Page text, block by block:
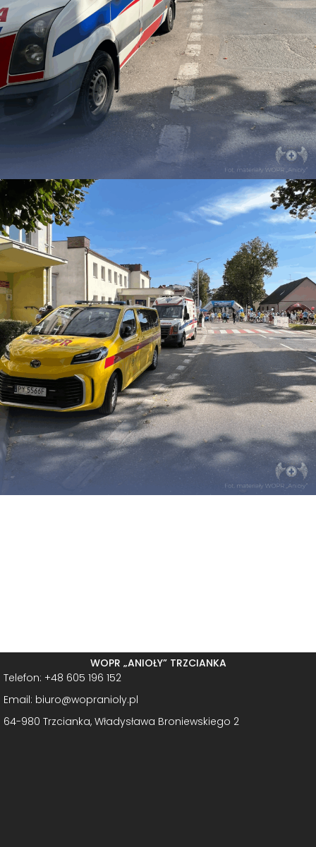
WOPR „ANIOŁY” TRZCIANKA
Telefon: +48 605 196 152
Email: biuro@wopranioly.pl
64-980 Trzcianka, Władysława Broniewskiego 2